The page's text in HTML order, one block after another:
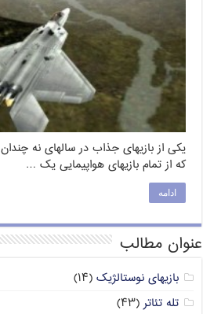
که از تمام بازیهای هواپیمایی یک …
ادامه
عنوان مطالب
بازیهای نوستالژیک (۱۴)
تله تئاتر (۴۳)